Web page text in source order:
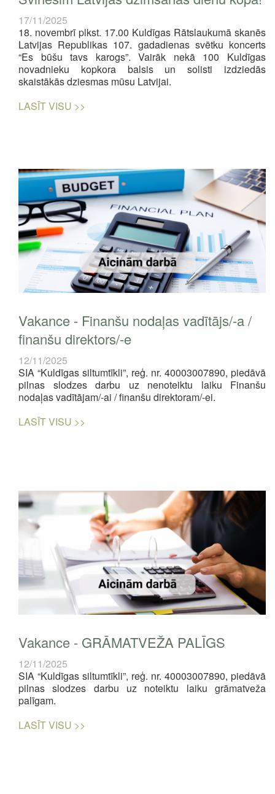
17/11/2025
18. novembrī plkst. 17.00 Kuldīgas Rātslaukumā skanēs
Latvijas Republikas 107. gadadienas svētku koncerts
“Es būšu tavs karogs”. Vairāk nekā 100 Kuldīgas
novadnieku kopkora balsis un solisti izdziedās
skaistākās dziesmas mūsu Latvijai.
LASĪT VISU >>
Vakance - Finanšu nodaļas vadītājs/-a /
finanšu direktors/-e
12/11/2025
SIA “Kuldīgas siltumtīkli”, reģ. nr. 40003007890, piedāvā
pilnas slodzes darbu uz nenoteiktu laiku Finanšu
nodaļas vadītājam/-ai / finanšu direktoram/-ei.
LASĪT VISU >>
Vakance - GRĀMATVEŽA PALĪGS
12/11/2025
SIA “Kuldīgas siltumtīkli”, reģ. nr. 40003007890, piedāvā
pilnas slodzes darbu uz noteiktu laiku grāmatveža
palīgam.
LASĪT VISU >>